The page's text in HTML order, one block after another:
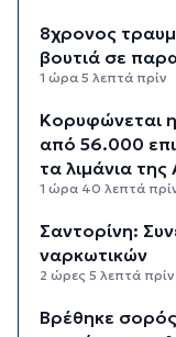
8χρονος
βουτιά σε
1 ώρα 5 λεπτά πρίν
Κορυφώνεται
από 56.000
τα λιμάνια της
1 ώρα 40 λεπτά
Σαντορίνη:
ναρκωτικών
2 ώρες 5 λεπτά πρίν
Βρέθηκε